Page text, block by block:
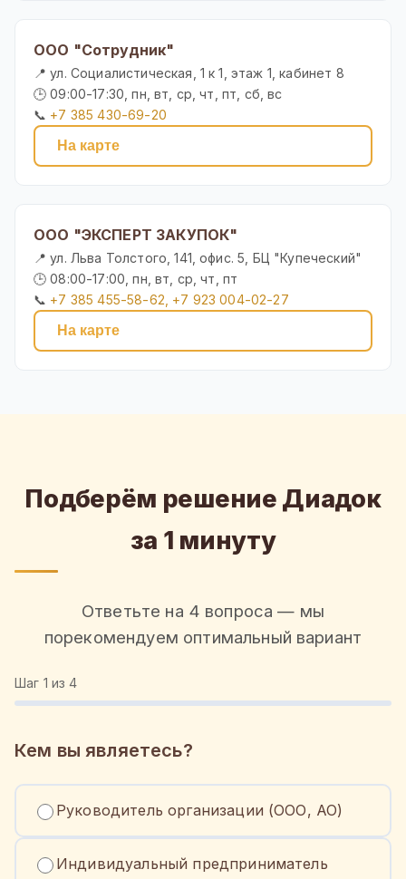
ООО "Сотрудник"
📍 ул. Социалистическая, 1 к 1, этаж 1, кабинет 8
🕒 09:00-17:30, пн, вт, ср, чт, пт, сб, вс
📞 +7 385 430-69-20
На карте
ООО "ЭКСПЕРТ ЗАКУПОК"
📍 ул. Льва Толстого, 141, офис. 5, БЦ "Купеческий"
🕒 08:00-17:00, пн, вт, ср, чт, пт
📞 +7 385 455-58-62, +7 923 004-02-27
На карте
Подберём решение Диадок
за 1 минуту
Ответьте на 4 вопроса — мы
порекомендуем оптимальный вариант
Шаг 1 из 4
Кем вы являетесь?
Руководитель организации (ООО, АО)
Индивидуальный предприниматель